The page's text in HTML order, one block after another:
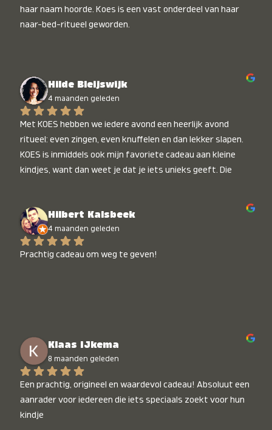
haar naam hoorde. Koes is een vast onderdeel van haar
naar-bed-ritueel geworden.
Hilde Bleijswijk
4 maanden geleden
Met KOES hebben we iedere avond een heerlijk avond
ritueel: even zingen, even knuffelen en dan lekker slapen.
KOES is inmiddels ook mijn favoriete cadeau aan kleine
kindjes, want dan weet je dat je iets unieks geeft. Die
Hilbert Kalsbeek
4 maanden geleden
Prachtig cadeau om weg te geven!
Klaas IJkema
8 maanden geleden
Een prachtig, origineel en waardevol cadeau! Absoluut een
aanrader voor iedereen die iets speciaals zoekt voor hun
kindje